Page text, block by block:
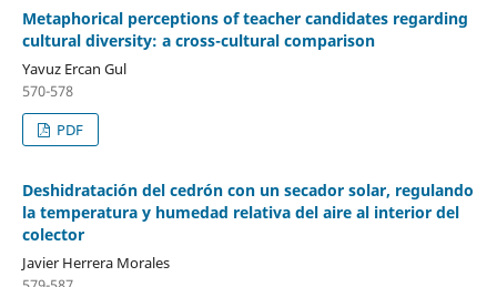
Metaphorical perceptions of teacher candidates regarding
cultural diversity: a cross-cultural comparison
Yavuz Ercan Gul
570-578
PDF
Deshidratación del cedrón con un secador solar, regulando
la temperatura y humedad relativa del aire al interior del
colector
Javier Herrera Morales